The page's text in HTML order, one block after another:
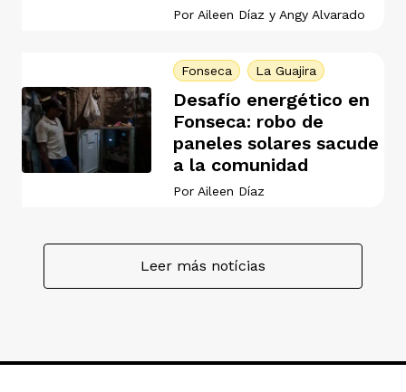
Por Aileen Díaz y Angy Alvarado
Fonseca La Guajira
Desafío energético en
Fonseca: robo de
paneles solares sacude
a la comunidad
Por Aileen Díaz
Leer más notícias